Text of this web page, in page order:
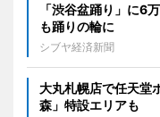
「渋谷盆踊り」に
も踊りの輪に
シブヤ経済新聞
大丸札幌店で任天
森」特設エリアも